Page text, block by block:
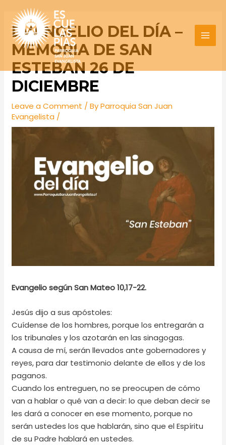
content
EVANGELIO DEL DÍA –
MEMORIA DE SAN
ESTEBAN 26 DE
DICIEMBRE
Leave a Comment / ByParroquia San Juan
Evangelista /
Evangelio según San Mateo 10,17-22.
Jesús dijo a sus apóstoles:
Cuídense de los hombres, porque los entregarán a
los tribunales y los azotarán en las sinagogas.
A causa de mí, serán llevados ante gobernadores y
reyes, para dar testimonio delante de ellos y de los
paganos.
Cuando los entreguen, no se preocupen de cómo
van a hablar o qué van a decir: lo que deban decir se
les dará a conocer en ese momento, porque no
serán ustedes los que hablarán, sino que el Espíritu
de su Padre hablará en ustedes.
Post
navigation